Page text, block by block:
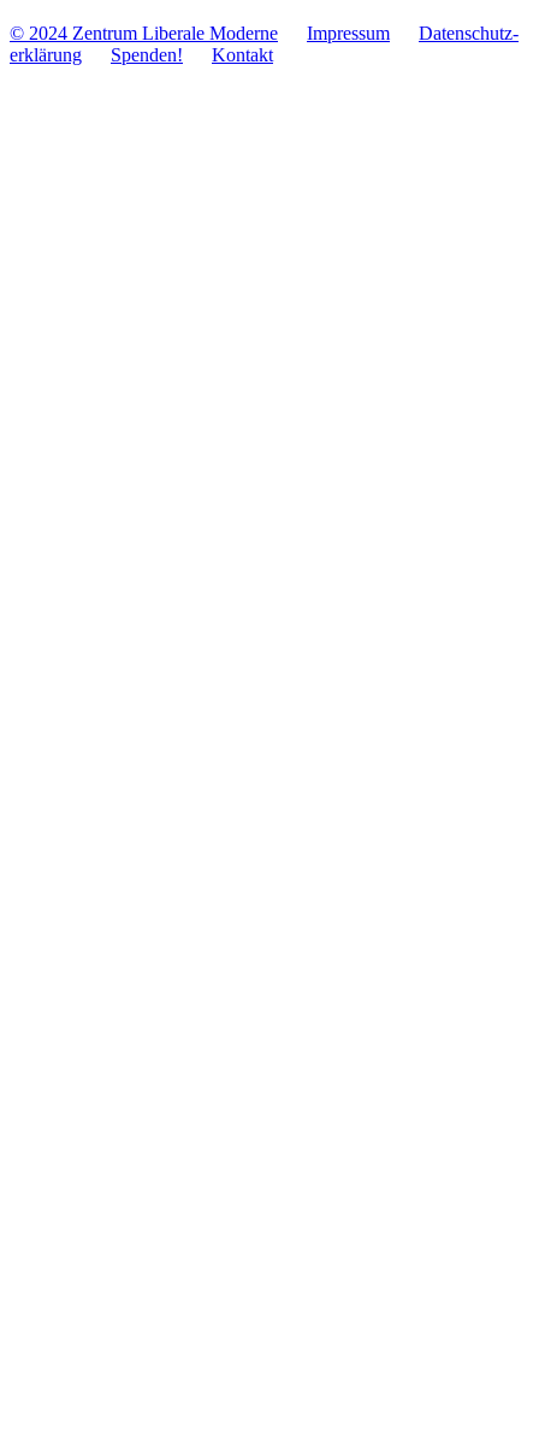
© 2024 Zentrum Libe­rale Moderne Impres­sum
Daten­schutz­
er­klä­rung
Spenden! Kontakt